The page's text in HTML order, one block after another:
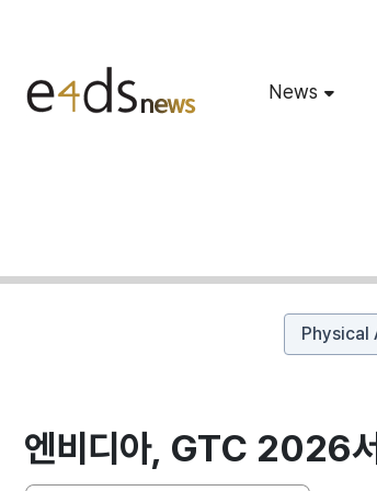
News
Physical
엔비디아, GTC 2026